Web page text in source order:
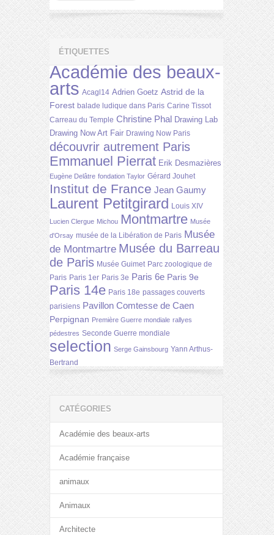
ÉTIQUETTES
Académie des beaux-
arts Acagl14 Adrien Goetz Astrid de la
Forest balade ludique dans Paris Carine Tissot
Carreau du Temple Christine Phal Drawing Lab
Drawing Now Art Fair Drawing Now Paris
découvrir autrement Paris
Emmanuel Pierrat Erik Desmazières
Eugène Delâtre fondation Taylor Gérard Jouhet
Institut de France Jean Gaumy
Laurent Petitgirard Louis XIV
Lucien Clergue Michou Montmartre Musée
d'Orsay musée de la Libération de Paris Musée
de Montmartre Musée du Barreau
de Paris Musée Guimet Parc zoologique de
Paris Paris 1er Paris 3e Paris 6e Paris 9e
Paris 14e Paris 18e passages couverts
parisiens Pavillon Comtesse de Caen
Perpignan Première Guerre mondiale rallyes
pédestres Seconde Guerre mondiale
selection Serge Gainsbourg Yann Arthus-
Bertrand
CATÉGORIES
Académie des beaux-arts
Académie française
animaux
Animaux
Architecte